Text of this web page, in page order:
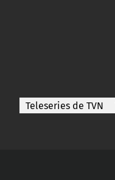
Teleseries de TVN